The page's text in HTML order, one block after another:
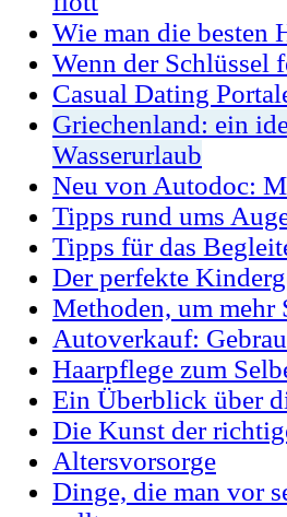
Wie man die besten
Wenn der
Casual Dating
Griechenland: ein
Wasserurlaub
Neu von Autodoc:
Tipps rund ums
Tipps für das
Der perfekte
Methoden, um mehr
Autoverkauf:
Haarpflege zum
Ein Überblick über
Die Kunst der
Altersvorsorge
Dinge, die man vor